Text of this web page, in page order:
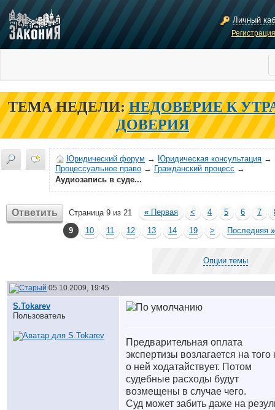
Личный
ТЕМА НЕДЕЛИ: НЕДОВЕРИЕ К
ДОВЕРИЯ
Юридический форум → Юридическая консультация →
Процессуальное право → Гражданский процесс →
Аудиозапись в суде...
Ответить Страница 9 из 21 « Первая < 4 5 6 7
9
10 11 12 13 14 19 > Последняя »
Опции темы
05.10.2009, 19:45
S.Tokarev
Пользователь
Предварительная оплата
экспертизы возлагается на того
о ней ходатайствует. Потом
судебные расходы будут
возмещены в случае чего.
Суд может забить даже на